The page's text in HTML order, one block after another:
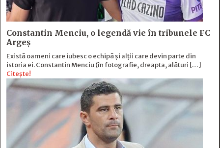
Constantin Menciu, o legendă vie în tribunele FC
Argeș
Există oameni care iubesc o echipă și alţii care devin parte din
istoria ei. Constantin Menciu (în fotografie, dreapta, alături […]
Citește!